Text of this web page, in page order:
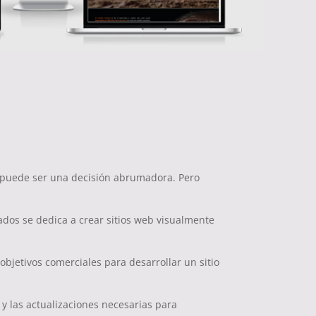
ser una decisión abrumadora. Pero
se dedica a crear sitios web visualmente
comerciales para desarrollar un sitio
las actualizaciones necesarias para